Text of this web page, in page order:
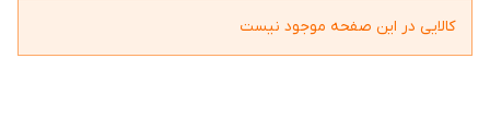
کالایی در این صفحه موجود نیست